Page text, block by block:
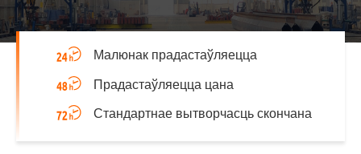
Малюнак прадастаўляецца
Прадастаўляецца цана
Стандартнае вытворчасць скончана